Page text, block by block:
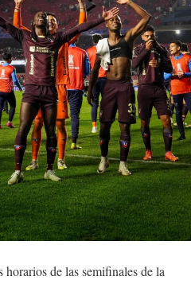
de las semifinales de la